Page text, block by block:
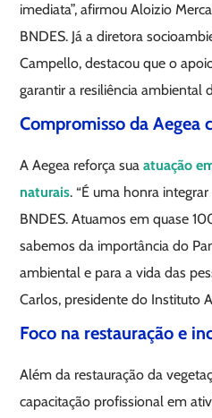
imediata”, afirmou Aloizio
BNDES. Já a diretora
Campello, destacou que o
garantir a resiliência ambiental
Compromisso da Aegea
A Aegea reforça suaatuação
naturais. “É uma honra
BNDES. Atuamos em quase
sabemos da importância do
ambiental e para a vida das
Carlos, presidente do Instituto
Foco na restauração e
Além da restauração da
capacitação profissional em